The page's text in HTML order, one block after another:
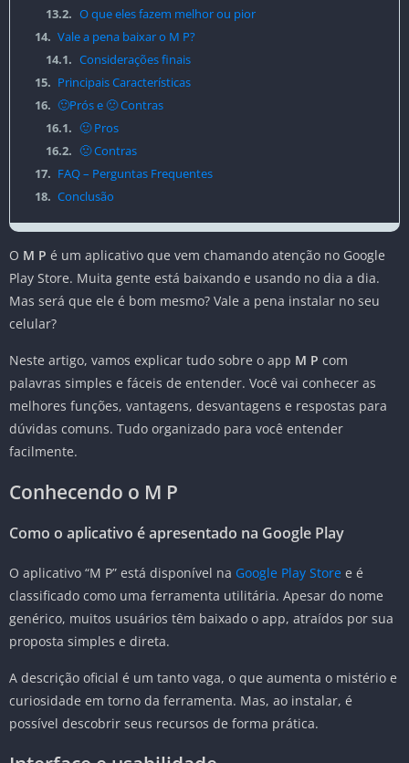
13.2. O que eles fazem melhor ou pior
14. Vale a pena baixar o M P?
14.1. Considerações finais
15. Principais Características
16. 🙂Prós e 🙁 Contras
16.1. 🙂 Pros
16.2. 🙁 Contras
17. FAQ – Perguntas Frequentes
18. Conclusão
O M P é um aplicativo que vem chamando atenção no Google
Play Store. Muita gente está baixando e usando no dia a dia.
Mas será que ele é bom mesmo? Vale a pena instalar no seu
celular?
Neste artigo, vamos explicar tudo sobre o app M P com
palavras simples e fáceis de entender. Você vai conhecer as
melhores funções, vantagens, desvantagens e respostas para
dúvidas comuns. Tudo organizado para você entender
facilmente.
Conhecendo o M P
Como o aplicativo é apresentado na Google Play
O aplicativo “M P” está disponível na Google Play Store e é
classificado como uma ferramenta utilitária. Apesar do nome
genérico, muitos usuários têm baixado o app, atraídos por sua
proposta simples e direta.
A descrição oficial é um tanto vaga, o que aumenta o mistério e
curiosidade em torno da ferramenta. Mas, ao instalar, é
possível descobrir seus recursos de forma prática.